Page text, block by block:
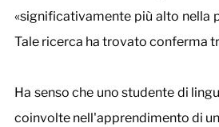
«significativamente più alto nella
Tale ricerca ha trovato conferma
Ha senso che uno studente di
coinvolte nell'apprendimento di